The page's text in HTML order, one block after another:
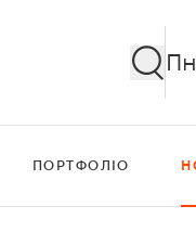
ПОРТФОЛІО